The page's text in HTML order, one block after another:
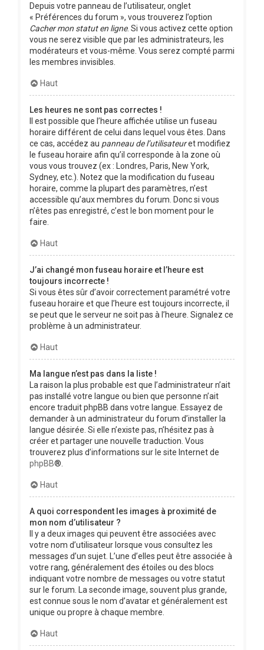
Depuis votre panneau de l’utilisateur, onglet
« Préférences du forum », vous trouverez l’option
Cacher mon statut en ligne. Si vous activez cette option
vous ne serez visible que par les administrateurs, les
modérateurs et vous-même. Vous serez compté parmi
les membres invisibles.
Haut
Les heures ne sont pas correctes !
Il est possible que l’heure affichée utilise un fuseau
horaire différent de celui dans lequel vous êtes. Dans
ce cas, accédez au panneau de l’utilisateuret modifiez
le fuseau horaire afin qu’il corresponde à la zone où
vous vous trouvez (ex : Londres, Paris, New York,
Sydney, etc.). Notez que la modification du fuseau
horaire, comme la plupart des paramètres, n’est
accessible qu’aux membres du forum. Donc si vous
n’êtes pas enregistré, c’est le bon moment pour le
faire.
Haut
J’ai changé mon fuseau horaire et l’heure est
toujours incorrecte !
Si vous êtes sûr d’avoir correctement paramétré votre
fuseau horaire et que l’heure est toujours incorrecte, il
se peut que le serveur ne soit pas à l’heure. Signalez ce
problème à un administrateur.
Haut
Ma langue n’est pas dans la liste !
La raison la plus probable est que l’administrateur n’ait
pas installé votre langue ou bien que personne n’ait
encore traduit phpBB dans votre langue. Essayez de
demander à un administrateur du forum d’installer la
langue désirée. Si elle n’existe pas, n’hésitez pas à
créer et partager une nouvelle traduction. Vous
trouverez plus d’informations sur le site Internet de
phpBB®.
Haut
A quoi correspondent les images à proximité de
mon nom d’utilisateur ?
Il y a deux images qui peuvent être associées avec
votre nom d’utilisateur lorsque vous consultez les
messages d’un sujet. L’une d’elles peut être associée à
votre rang, généralement des étoiles ou des blocs
indiquant votre nombre de messages ou votre statut
sur le forum. La seconde image, souvent plus grande,
est connue sous le nom d’avatar et généralement est
unique ou propre à chaque membre.
Haut